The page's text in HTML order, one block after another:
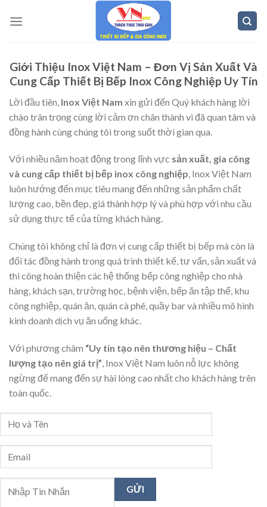
Giới Thiệu Inox Việt Nam – Đơn Vị Sản Xuất Và
Cung Cấp Thiết Bị Bếp Inox Công Nghiệp Uy Tín
Lời đầu tiên, Inox Việt Nam xin gửi đến Quý khách hàng lời
chào trân trọng cùng lời cảm ơn chân thành vì đã quan tâm và
đồng hành cùng chúng tôi trong suốt thời gian qua.
Với nhiều năm hoạt động trong lĩnh vực sản xuất, gia công
và cung cấp thiết bị bếp inox công nghiệp, Inox Việt Nam
luôn hướng đến mục tiêu mang đến những sản phẩm chất
lượng cao, bền đẹp, giá thành hợp lý và phù hợp với nhu cầu
sử dụng thực tế của từng khách hàng.
Chúng tôi không chỉ là đơn vị cung cấp thiết bị bếp mà còn là
đối tác đồng hành trong quá trình thiết kế, tư vấn, sản xuất và
thi công hoàn thiện các hệ thống bếp công nghiệp cho nhà
hàng, khách sạn, trường học, bệnh viện, bếp ăn tập thể, khu
công nghiệp, quán ăn, quán cà phê, quầy bar và nhiều mô hình
kinh doanh dịch vụ ăn uống khác.
Với phương châm “Uy tín tạo nên thương hiệu – Chất
lượng tạo nên giá trị”, Inox Việt Nam luôn nỗ lực không
ngừng để mang đến sự hài lòng cao nhất cho khách hàng trên
toàn quốc.